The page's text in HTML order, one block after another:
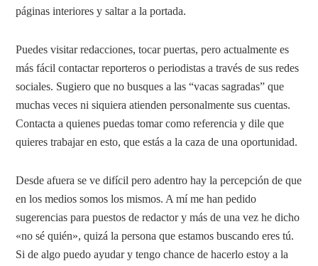
páginas interiores y saltar a la portada.
Puedes visitar redacciones, tocar puertas, pero actualmente es
más fácil contactar reporteros o periodistas a través de sus redes
sociales. Sugiero que no busques a las “vacas sagradas” que
muchas veces ni siquiera atienden personalmente sus cuentas.
Contacta a quienes puedas tomar como referencia y dile que
quieres trabajar en esto, que estás a la caza de una oportunidad.
Desde afuera se ve difícil pero adentro hay la percepción de que
en los medios somos los mismos. A mí me han pedido
sugerencias para puestos de redactor y más de una vez he dicho
«no sé quién», quizá la persona que estamos buscando eres tú.
Si de algo puedo ayudar y tengo chance de hacerlo estoy a la